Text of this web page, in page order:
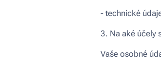
- technické
3. Na aké účely
Vaše osobné